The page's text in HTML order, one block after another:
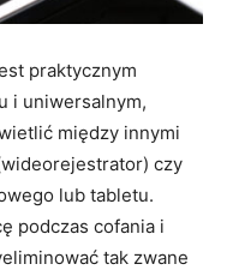
praktycznym
i uniwersalnym,
między innymi
czy
lub tabletu.
podczas cofania i
tak zwane